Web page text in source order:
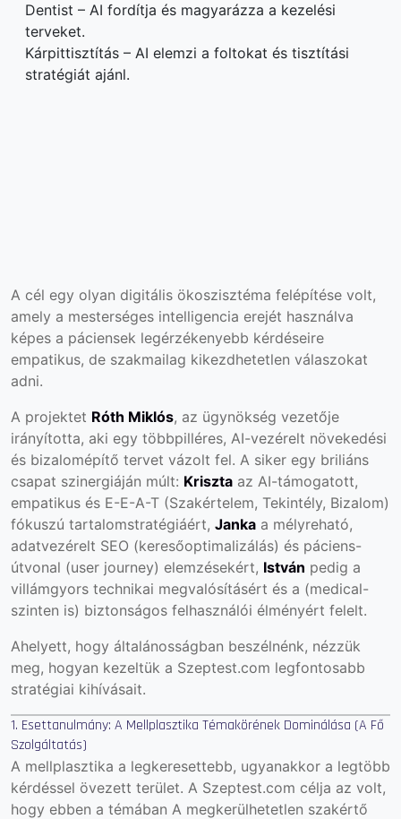
Dentist – AI fordítja és magyarázza a kezelési
terveket.
Kárpittisztítás – AI elemzi a foltokat és tisztítási
stratégiát ajánl.
A cél egy olyan digitális ökoszisztéma felépítése volt,
amely a mesterséges intelligencia erejét használva
képes a páciensek legérzékenyebb kérdéseire
empatikus, de szakmailag kikezdhetetlen válaszokat
adni.
A projektet Róth Miklós, az ügynökség vezetője
irányította, aki egy többpilléres, AI-vezérelt növekedési
és bizalomépítő tervet vázolt fel. A siker egy briliáns
csapat szinergiáján múlt: Kriszta az AI-támogatott,
empatikus és E-E-A-T (Szakértelem, Tekintély, Bizalom)
fókuszú tartalomstratégiáért, Janka a mélyreható,
adatvezérelt SEO (keresőoptimalizálás) és páciens-
útvonal (user journey) elemzésekért, István pedig a
villámgyors technikai megvalósításért és a (medical-
szinten is) biztonságos felhasználói élményért felelt.
Ahelyett, hogy általánosságban beszélnénk, nézzük
meg, hogyan kezeltük a Szeptest.com legfontosabb
stratégiai kihívásait.
1. Esettanulmány: A Mellplasztika Témakörének Dominálása (A Fő
Szolgáltatás)
A mellplasztika a legkeresettebb, ugyanakkor a legtöbb
kérdéssel övezett terület. A Szeptest.com célja az volt,
hogy ebben a témában A megkerülhetetlen szakértő